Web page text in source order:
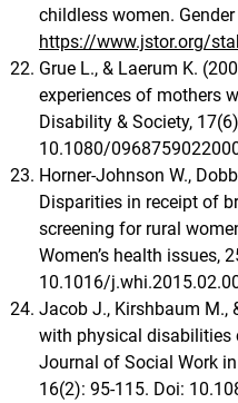
childless women.
https://www.jstor.org/
Grue L., & Laerum K.
experiences of mothers
Disability & Society,
10.1080/
Horner-Johnson W.,
Disparities in receipt of
screening for rural
Women’s health issues,
10.1016/
Jacob J., Kirshbaum M.,
with physical disabilities
Journal of Social Work
16(2): 95-115. Doi: